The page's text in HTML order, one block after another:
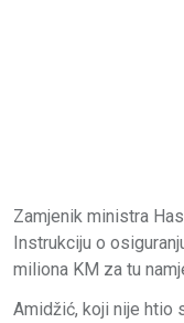
Zamjenik ministra
Instrukciju o
miliona KM za tu
Amidžić, koji nije htio